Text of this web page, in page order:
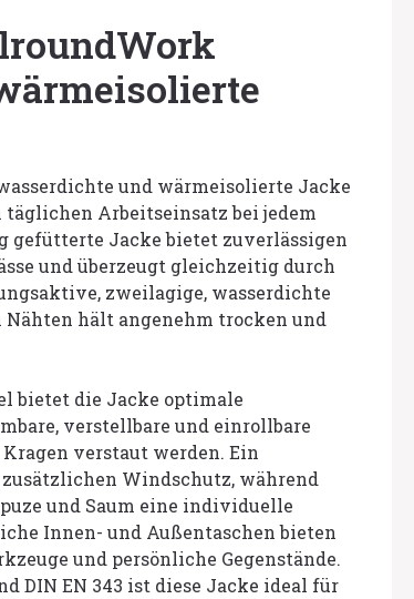
und wärmeisolierte Jacke
Arbeitseinsatz bei jedem
gefütterte Jacke bietet zuverlässigen
und überzeugt gleichzeitig durch
zweilagige, wasserdichte
hält angenehm trocken und
bietet die Jacke optimale
verstellbare und einrollbare
verstaut werden. Ein
Windschutz, während
und Saum eine individuelle
Innen- und Außentaschen bieten
und persönliche Gegenstände.
DIN EN 343 ist diese Jacke ideal für